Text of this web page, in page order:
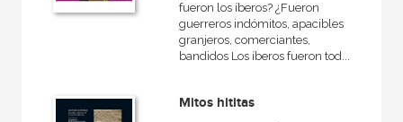
fueron los íberos? ¿Fueron
guerreros indómitos, apacibles
granjeros, comerciantes,
bandidos Los íberos fueron tod...
Mitos hititas